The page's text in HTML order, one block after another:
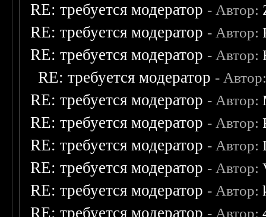
RE: требуется модератор - Автор:
RE: требуется модератор - Автор:
RE: требуется модератор - Автор:
RE: требуется модератор -
RE: требуется модератор - Автор:
RE: требуется модератор - Автор:
RE: требуется модератор - Автор:
RE: требуется модератор - Автор:
RE: требуется модератор - Автор:
RE: требуется модератор - Автор: